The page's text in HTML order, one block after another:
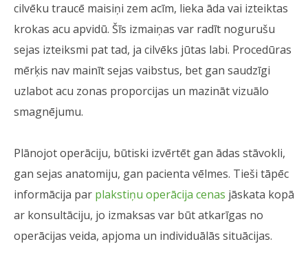
cilvēku traucē maisiņi zem acīm, lieka āda vai izteiktas
krokas acu apvidū. Šīs izmaiņas var radīt nogurušu
sejas izteiksmi pat tad, ja cilvēks jūtas labi. Procedūras
mērķis nav mainīt sejas vaibstus, bet gan saudzīgi
uzlabot acu zonas proporcijas un mazināt vizuālo
smagnējumu.
Plānojot operāciju, būtiski izvērtēt gan ādas stāvokli,
gan sejas anatomiju, gan pacienta vēlmes. Tieši tāpēc
informācija par plakstiņu operācija cenas jāskata kopā
ar konsultāciju, jo izmaksas var būt atkarīgas no
operācijas veida, apjoma un individuālās situācijas.